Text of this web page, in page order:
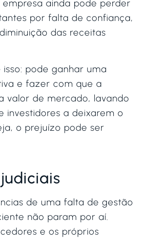
empresa ainda pode perder
por falta de confiança,
das receitas
pode ganhar uma
e fazer com que a
valor de mercado, lavando
investidores a deixarem o
o prejuízo pode ser
de uma falta de gestão
não param por aí.
e os próprios